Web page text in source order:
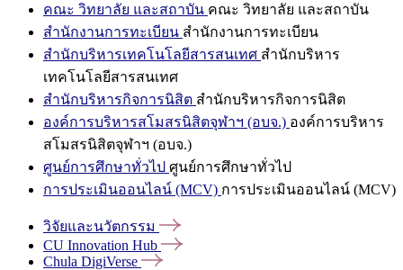
คณะ วิทยาลัย และสถาบัน คณะ วิทยาลัย และสถาบัน
สำนักงานการทะเบียน สำนักงานการทะเบียน
สำนักบริหารเทคโนโลยีสารสนเทศ สำนักบริหาร
เทคโนโลยีสารสนเทศ
สำนักบริหารกิจการนิสิต สำนักบริหารกิจการนิสิต
องค์การบริหารสโมสรนิสิตจุฬาฯ (อบจ.) องค์การบริหาร
สโมสรนิสิตจุฬาฯ (อบจ.)
ศูนย์การศึกษาทั่วไป ศูนย์การศึกษาทั่วไป
การประเมินออนไลน์ (MCV) การประเมินออนไลน์ (MCV)
วิจัยและนวัตกรรม
CU Innovation Hub
Chula DigiVerse